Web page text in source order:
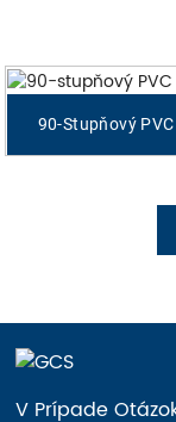
90-Stupňový
V Prípade